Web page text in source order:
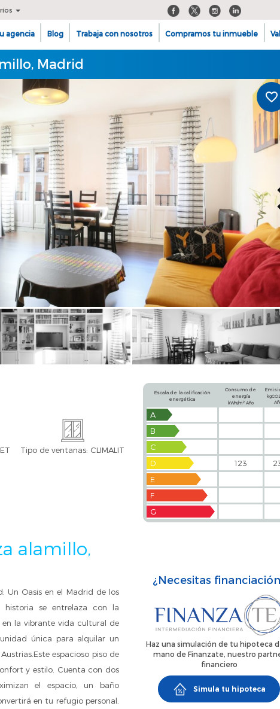
agencia Blog Trabaja con nosotros Compramos tu inmueble
Madrid
Tipo de ventanas: CLIMALIT
Escala de la calificación
energética
Consumo de
energía
kWh/m2Año
A
B
C
D
123
E
F
G
alamillo,
Un Oasis en el Madrid de los
historia se entrelaza con la
la vibrante vida cultural de
única para alquilar un
espacioso piso de
y estilo. Cuenta con dos
el espacio, un baño
en tu refugio personal.
¿Necesitas
Haz una simulación de tu hipoteca
mano de Finanzate, nuestro
financiero
Simula tu hipoteca